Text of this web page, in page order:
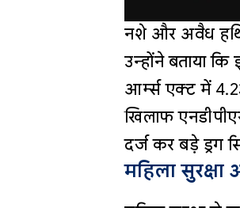
नशे और अवैध
उन्होंने बताया
आर्म्स एक्ट में
खिलाफ
दर्ज कर बड़े ड्रग
महिला